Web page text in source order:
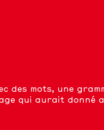
des mots, une
qui aurait donné